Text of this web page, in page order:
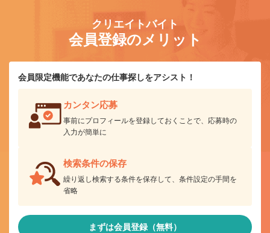
クリエイトバイト
会員登録のメリット
会員限定機能であなたの仕事探しをアシスト！
カンタン応募
事前にプロフィールを登録しておくことで、応募時の
入力が簡単に
検索条件の保存
繰り返し検索する条件を保存して、条件設定の手間を
省略
まずは会員登録（無料）